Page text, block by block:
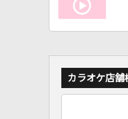
カラオケ店舗